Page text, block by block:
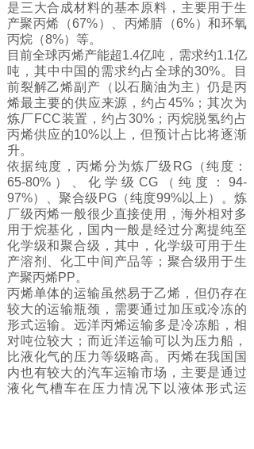
是三大合成材料的基本原料，主要用于生
产聚丙烯（67%）、丙烯腈（6%）和环氧
丙烷（8%）等。
目前全球丙烯产能超1.4亿吨，需求约1.1亿
吨，其中中国的需求约占全球的30%。目
前裂解乙烯副产（以石脑油为主）仍是丙
烯最主要的供应来源，约占45%；其次为
炼厂FCC装置，约占30%；丙烷脱氢约占
丙烯供应的10%以上，但预计占比将逐渐
升。
依据纯度，丙烯分为炼厂级RG（纯度：
65-80%）、化学级CG（纯度：94-
97%）、聚合级PG（纯度99%以上）。 炼
厂级丙烯一般很少直接使用，海外相对多
用于烷基化，国内一般是经过分离提纯至
化学级和聚合级，其中，化学级可用于生
产溶剂、化工中间产品等；聚合级用于生
产聚丙烯PP。
丙烯单体的运输虽然易于乙烯，但仍存在
较大的运输瓶颈，需要通过加压或冷冻的
形式运输。远洋丙烯运输多是冷冻船，相
对吨位较大；而近洋运输可以为压力船，
比液化气的压力等级略高。丙烯在我国国
内也有较大的汽车运输市场，主要是通过
液化气槽车在压力情况下以液体形式运